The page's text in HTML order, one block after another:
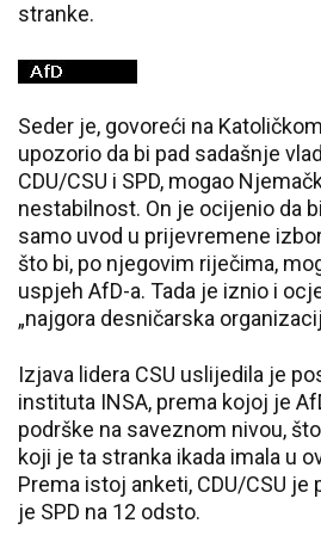
stranke.
Seder je, govoreći na
upozorio da bi pad sadašnje
CDU/CSU i SPD, mogao
nestabilnost. On je ocijenio da
samo uvod u prijevremene
što bi, po njegovim riječima,
uspjeh AfD-a. Tada je iznio i
„najgora desničarska
Izjava lidera CSU uslijedila je
instituta INSA, prema kojoj je
podrške na saveznom nivou,
koji je ta stranka ikada imala u
Prema istoj anketi, CDU/CSU je
je SPD na 12 odsto.